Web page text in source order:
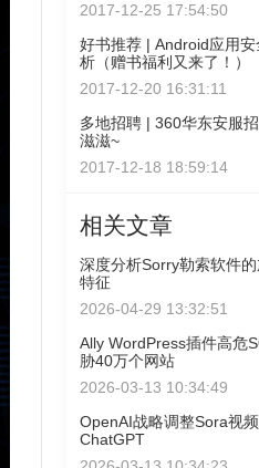
2017-12-25 17:54:50
好书推荐 | Android应用
析（赠书福利又来了！）
2017-12-20 16:31:11
多地招聘 | 360华东安服
滋滋~
2017-12-18 18:59:14
相关文章
深度分析Sorry勒索软件
特征
2026-04-29 13:32:51
Ally WordPress插件高危
胁40万个网站
2026-03-13 10:34:49
OpenAI战略调整Sora视
ChatGPT